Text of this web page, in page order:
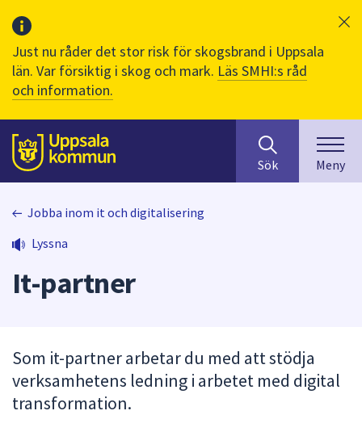
Just nu råder det stor risk för skogsbrand i Uppsala
län. Var försiktig i skog och mark. Läs SMHI:s råd
och information.
Till sidans
huvudinnehåll
efter
innehåll
på
sökförslag
att
Sök Meny
Jobba inom it och digitalisering
Lyssna
It-partner
Som it-partner arbetar du med att stödja
verksamhetens ledning i arbetet med digital
transformation.